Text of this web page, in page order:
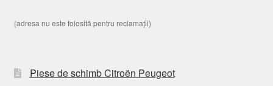
(adresa nu este folosită pentru reclamații)
Piese de schimb Citroën Peugeot